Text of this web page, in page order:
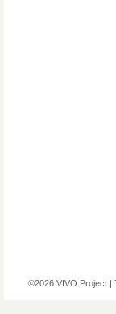
©2026 VIVO Project |